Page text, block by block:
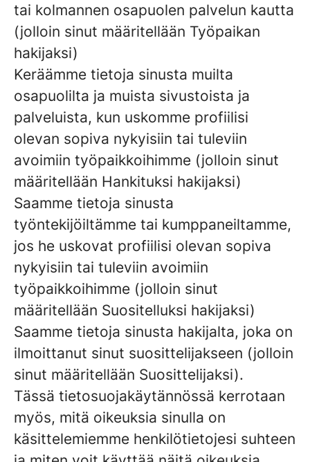
tai kolmannen osapuolen palvelun kautta
(jolloin sinut määritellään Työpaikan
hakijaksi)
Keräämme tietoja sinusta muilta
osapuolilta ja muista sivustoista ja
palveluista, kun uskomme profiilisi
olevan sopiva nykyisiin tai tuleviin
avoimiin työpaikkoihimme (jolloin sinut
määritellään Hankituksi hakijaksi)
Saamme tietoja sinusta
työntekijöiltämme tai kumppaneiltamme,
jos he uskovat profiilisi olevan sopiva
nykyisiin tai tuleviin avoimiin
työpaikkoihimme (jolloin sinut
määritellään Suositelluksi hakijaksi)
Saamme tietoja sinusta hakijalta, joka on
ilmoittanut sinut suosittelijakseen (jolloin
sinut määritellään Suosittelijaksi).
Tässä tietosuojakäytännössä kerrotaan
myös, mitä oikeuksia sinulla on
käsittelemiemme henkilötietojesi suhteen